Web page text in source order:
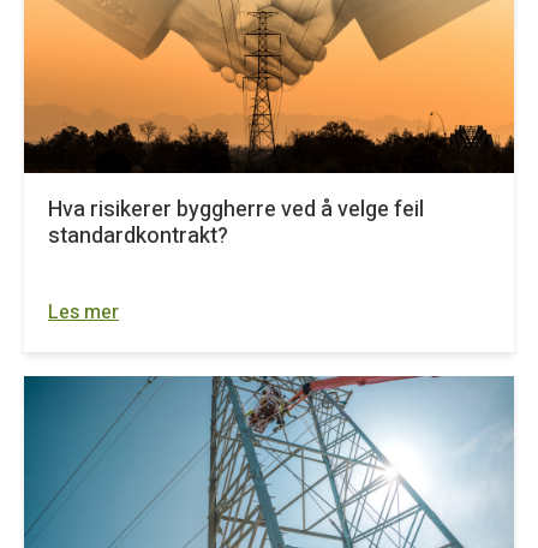
Hva risikerer byggherre ved å velge feil
standardkontrakt?
Les mer